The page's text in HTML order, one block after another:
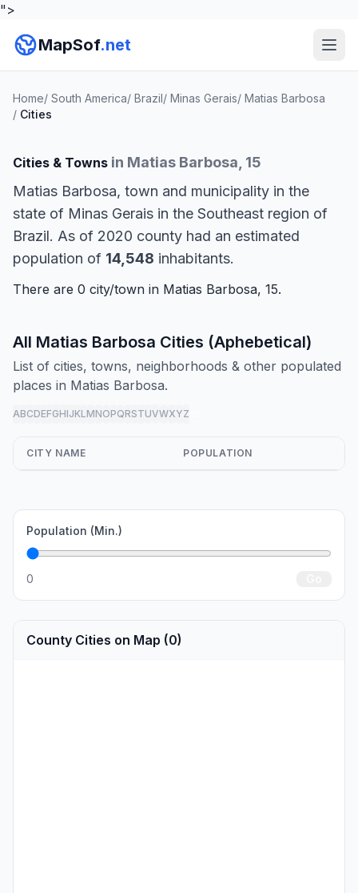
">
MapSof.net
Home/ South America/ Brazil/ Minas Gerais/ Matias Barbosa
/ Cities
Cities & Towns in Matias Barbosa, 15
Matias Barbosa, town and municipality in the
state of Minas Gerais in the Southeast region of
Brazil. As of 2020 county had an estimated
population of 14,548 inhabitants.
There are 0 city/town in Matias Barbosa, 15.
All Matias Barbosa Cities (Aphebetical)
List of cities, towns, neighborhoods & other populated
places in Matias Barbosa.
ABCDEFGHIJKLMNOPQRSTUVWXYZ
CITY NAME POPULATION
Population (Min.)
0
County Cities on Map (0)